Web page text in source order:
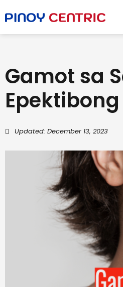
Gamot sa
Updated: December 13, 2023